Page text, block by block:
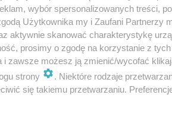
przed dwoma laty, zaliczyła spadek
widać wciąż wierzą…
6. część „Listy do M.”. Nowe
wybór spersonalizowanych treści,
Użytkownika my i Zaufani Partnerzy
aktywnie skanować charakterystykę
prosimy o zgodę na korzystanie z
i zawsze możesz ją zmienić/wycofać
strony
. Niektóre rodzaje
się takiemu przetwarzaniu.